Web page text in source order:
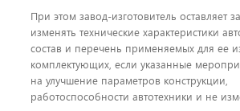
При этом завод-изготовитель оставляет
изменять технические характеристики
состав и перечень применяемых для ее
комплектующих, если указанные
на улучшение параметров конструкции,
работоспособности автотехники и не